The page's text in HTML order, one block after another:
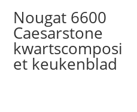
Nougat 6600
Caesarstone
kwartscomposi
et keukenblad